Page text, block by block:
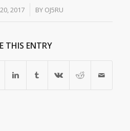
2017 BY OJ5RU
THIS ENTRY